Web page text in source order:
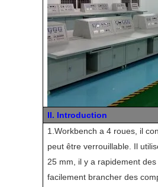
II. Introduction
1.Workbench a 4 roues, il
peut être verrouillable. Il
25 mm, il y a rapidement
facilement brancher des